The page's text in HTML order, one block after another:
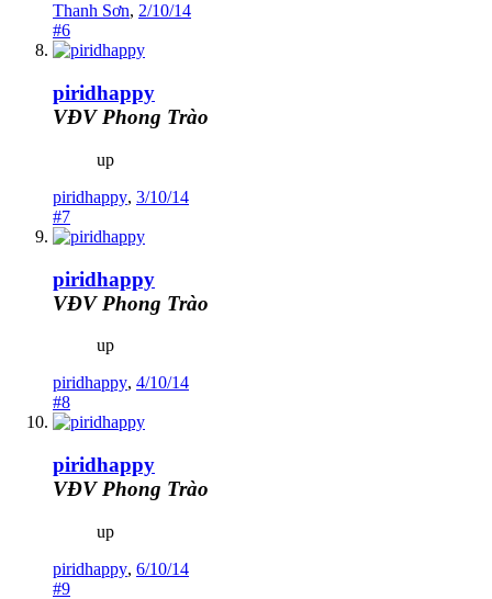
Thanh Sơn, 2/10/14
#6
piridhappy
VĐV Phong Trào
up
piridhappy, 3/10/14
#7
piridhappy
VĐV Phong Trào
up
piridhappy, 4/10/14
#8
piridhappy
VĐV Phong Trào
up
piridhappy, 6/10/14
#9